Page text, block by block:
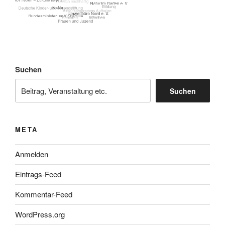
Suchen
Suchen
META
Anmelden
Eintrags-Feed
Kommentar-Feed
WordPress.org